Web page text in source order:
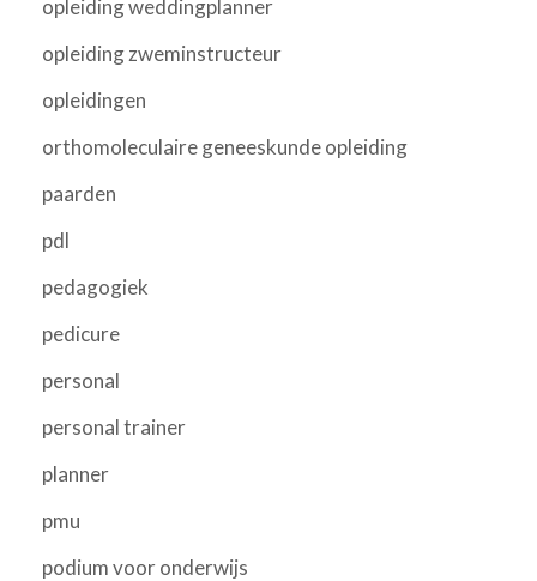
opleiding weddingplanner
opleiding zweminstructeur
opleidingen
orthomoleculaire geneeskunde opleiding
paarden
pdl
pedagogiek
pedicure
personal
personal trainer
planner
pmu
podium voor onderwijs